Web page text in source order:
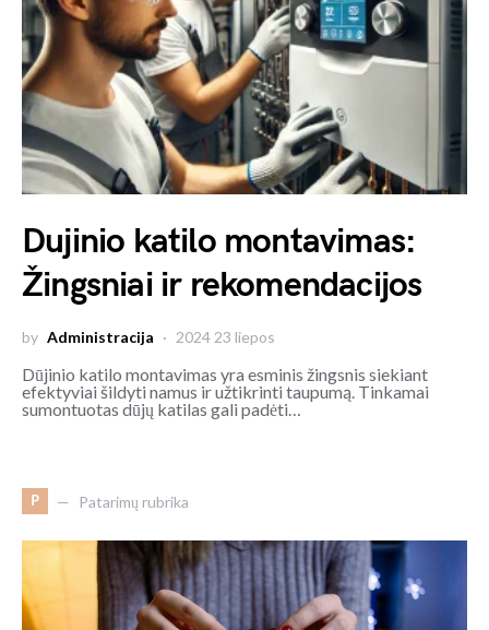
Dujinio katilo montavimas:
Žingsniai ir rekomendacijos
by Administracija 2024 23 liepos
Dūjinio katilo montavimas yra esminis žingsnis siekiant
efektyviai šildyti namus ir užtikrinti taupumą. Tinkamai
sumontuotas dūjų katilas gali padėti…
P Patarimų rubrika